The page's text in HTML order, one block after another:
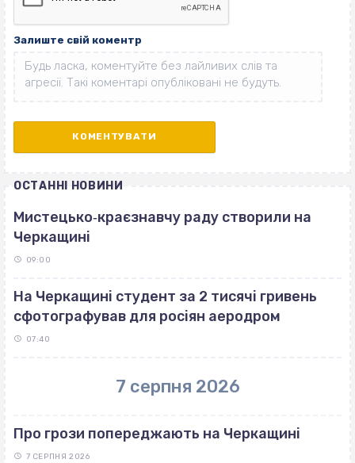
Залиште свій коментр
ОСТАННІ НОВИНИ
Мистецько‐краєзнавчу раду створили на
Черкащині
09:00
На Черкащині студент за 2 тисячі гривень
сфотографував для росіян аеродром
07:40
7 серпня 2026
Про грози попереджають на Черкащині
7 СЕРПНЯ 2026